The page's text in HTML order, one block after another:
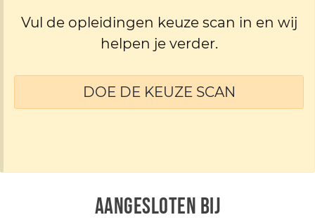
Vul de opleidingen keuze scan in en wij
helpen je verder.
DOE DE KEUZE SCAN
AANGESLOTEN BIJ